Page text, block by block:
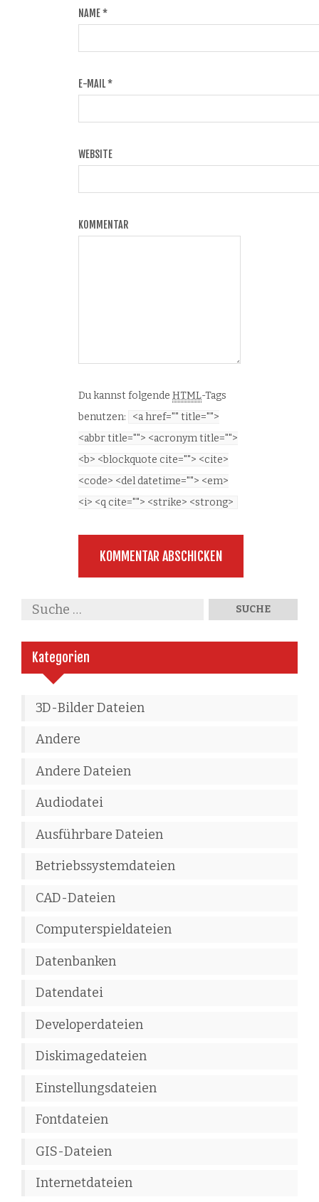
NAME*
E-MAIL*
WEBSITE
KOMMENTAR
Du kannst folgende HTML-Tags
benutzen:
<a href="" title="">
<abbr title=""> <acronym title="">
<b> <blockquote cite=""> <cite>
<code> <del datetime=""> <em>
<i> <q cite=""> <strike> <strong>
Kategorien
3D-Bilder Dateien
Andere
Andere Dateien
Audiodatei
Ausführbare Dateien
Betriebssystemdateien
CAD-Dateien
Computerspieldateien
Datenbanken
Datendatei
Developerdateien
Diskimagedateien
Einstellungsdateien
Fontdateien
GIS-Dateien
Internetdateien